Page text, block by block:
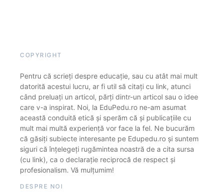
COPYRIGHT
Pentru că scrieți despre educație, sau cu atât mai mult
datorită acestui lucru, ar fi util să citați cu link, atunci
când preluați un articol, părți dintr-un articol sau o idee
care v-a inspirat. Noi, la EduPedu.ro ne-am asumat
această conduită etică și sperăm că și publicațiile cu
mult mai multă experiență vor face la fel. Ne bucurăm
că găsiți subiecte interesante pe Edupedu.ro și suntem
siguri că înțelegeți rugămintea noastră de a cita sursa
(cu link), ca o declarație reciprocă de respect și
profesionalism. Vă mulțumim!
DESPRE NOI